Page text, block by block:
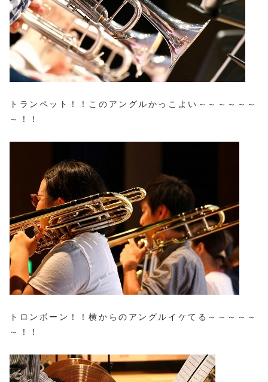
トランペット！！このアングルかっこよい～～～～～～
～！！
トロンボーン！！横からのアングルイケてる～～～～～
～！！